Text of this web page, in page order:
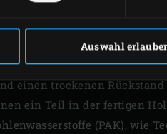
Auswahl
eine so nachhaltige
wird. Holzkohle ist
wird als Pyrolyse
einen trockenen
ein Teil in der fertigen
(PAK), wie